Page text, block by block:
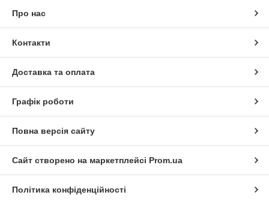
Про нас
Контакти
Доставка та оплата
Графік роботи
Повна версія сайту
Сайт створено на маркетплейсі Prom.ua
Політика конфіденційності